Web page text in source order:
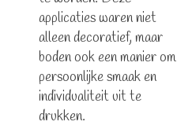
applicaties waren niet
alleen decoratief, maar
boden ook een manier om
persoonlijke smaak en
individualiteit uit te
drukken.